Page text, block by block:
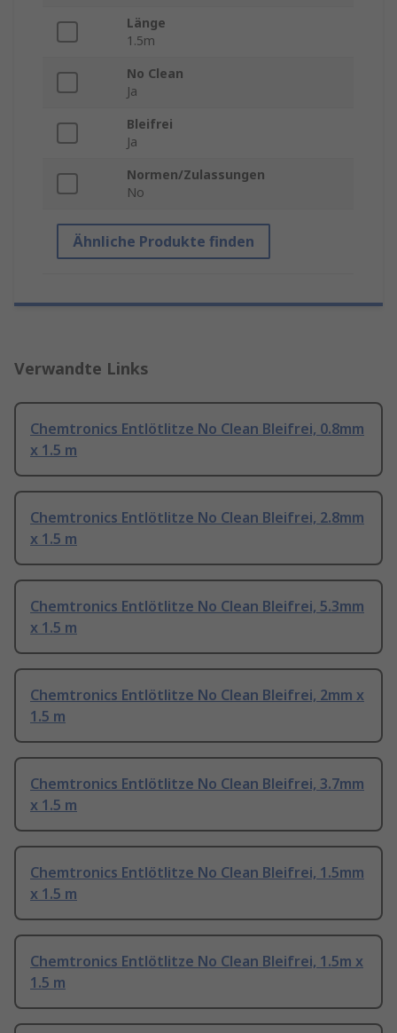
Länge
1.5m
No Clean
Ja
Bleifrei
Ja
Normen/Zulassungen
No
Ähnliche Produkte finden
Verwandte Links
Chemtronics Entlötlitze No Clean Bleifrei, 0.8mm
x 1.5 m
Chemtronics Entlötlitze No Clean Bleifrei, 2.8mm
x 1.5 m
Chemtronics Entlötlitze No Clean Bleifrei, 5.3mm
x 1.5 m
Chemtronics Entlötlitze No Clean Bleifrei, 2mm x
1.5 m
Chemtronics Entlötlitze No Clean Bleifrei, 3.7mm
x 1.5 m
Chemtronics Entlötlitze No Clean Bleifrei, 1.5mm
x 1.5 m
Chemtronics Entlötlitze No Clean Bleifrei, 1.5m x
1.5 m